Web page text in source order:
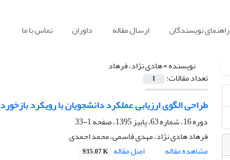
راهنمای نویسندگان ارسال مقاله داوران تماس با ما
نویسنده =هادی نژاد، فرهاد
تعداد مقالات: 1
طراحی الگوی ارزیابی عملکرد دانشجویان با رویکرد بازخورد 360 درجه (مورد مطالعه: ارزیابی عملکرد دانشجویان دانشگاه افسری امام علی(ع))
دوره 16، شماره 63، پاییز 1395، صفحه
1-33
فرهاد هادی نژاد، مهدی قاسمی، محمد احمدی
مشاهده مقاله
اصل مقاله 935.07 K